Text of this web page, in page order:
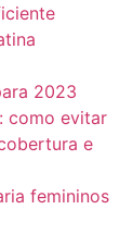
2023
como evitar
e
femininos